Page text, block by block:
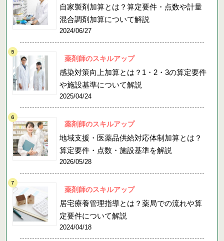
自家製剤加算とは？算定要件・点数や計量
混合調剤加算について解説
2024/06/27
薬剤師のスキルアップ
感染対策向上加算とは？1・2・3の算定要件
や施設基準について解説
2025/04/24
薬剤師のスキルアップ
地域支援・医薬品供給対応体制加算とは？
算定要件・点数・施設基準を解説
2026/05/28
薬剤師のスキルアップ
居宅療養管理指導とは？薬局での流れや算
定要件について解説
2024/04/18